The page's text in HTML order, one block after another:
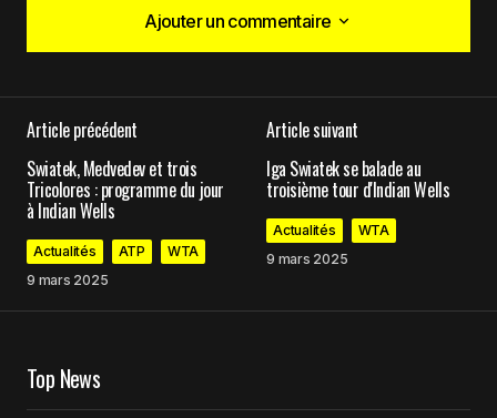
Ajouter un commentaire
Ajouter un commentaire
champs obligatoires sont indiqués avec*
Comment*
Your Name
Article précédent
Swiatek, Medvedev et trois
Tricolores : programme du jour
à Indian Wells
Actualités ATP
WTA
9 mars 2025
Article suivant
Iga Swiatek se balade au
troisième tour d'Indian Wells
Actualités
WTA
9 mars 2025
Top News